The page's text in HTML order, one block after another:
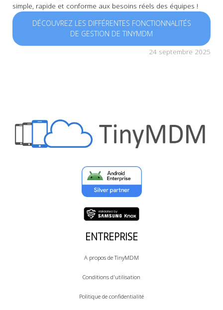
simple, rapide et conforme aux besoins réels des équipes !
DÉCOUVREZ LES DIFFÉRENTES FONCTIONNALITÉS
DE GESTION DE TINYMDM
24 septembre 2025
ENTREPRISE
A propos de TinyMDM
Conditions d'utilisation
Politique de confidentialité